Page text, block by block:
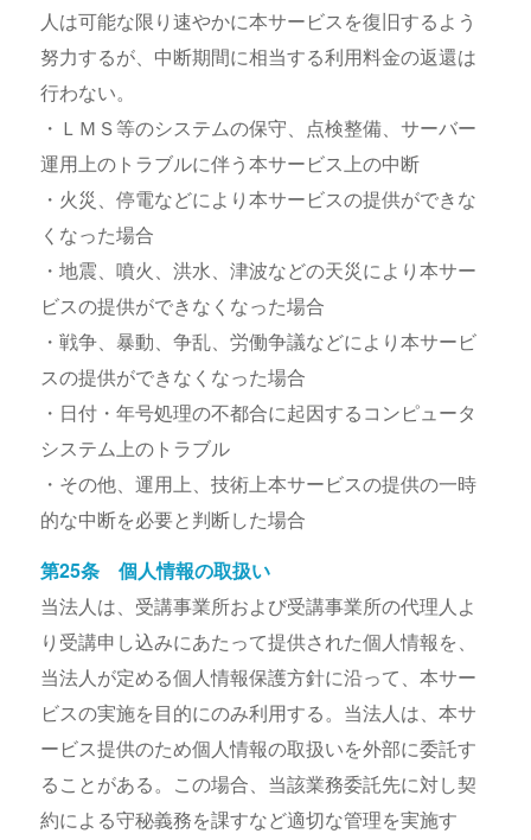
人は可能な限り速やかに本サービスを復旧するよう
努力するが、中断期間に相当する利用料金の返還は
行わない。
・ＬＭＳ等のシステムの保守、点検整備、サーバー
運用上のトラブルに伴う本サービス上の中断
・火災、停電などにより本サービスの提供ができな
くなった場合
・地震、噴火、洪水、津波などの天災により本サー
ビスの提供ができなくなった場合
・戦争、暴動、争乱、労働争議などにより本サービ
スの提供ができなくなった場合
・日付・年号処理の不都合に起因するコンピュータ
システム上のトラブル
・その他、運用上、技術上本サービスの提供の一時
的な中断を必要と判断した場合
第25条 個人情報の取扱い
当法人は、受講事業所および受講事業所の代理人よ
り受講申し込みにあたって提供された個人情報を、
当法人が定める個人情報保護方針に沿って、本サー
ビスの実施を目的にのみ利用する。当法人は、本サ
ービス提供のため個人情報の取扱いを外部に委託す
ることがある。この場合、当該業務委託先に対し契
約による守秘義務を課すなど適切な管理を実施す